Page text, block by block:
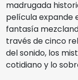
madrugada
película expande
fantasía
través de cinco
del sonido, los
cotidiano y lo